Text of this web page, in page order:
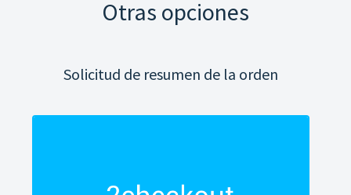
Otras opciones
Solicitud de resumen de la orden